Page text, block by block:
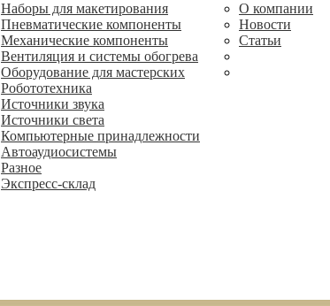
Наборы для макетирования
Пневматические компоненты
Механические компоненты
Вентиляция и системы обогрева
Оборудование для мастерских
Робототехника
Источники звука
Источники света
Компьютерные принадлежности
Автоаудиосистемы
Разное
Экспресс-склад
О компании
Новости
Статьи